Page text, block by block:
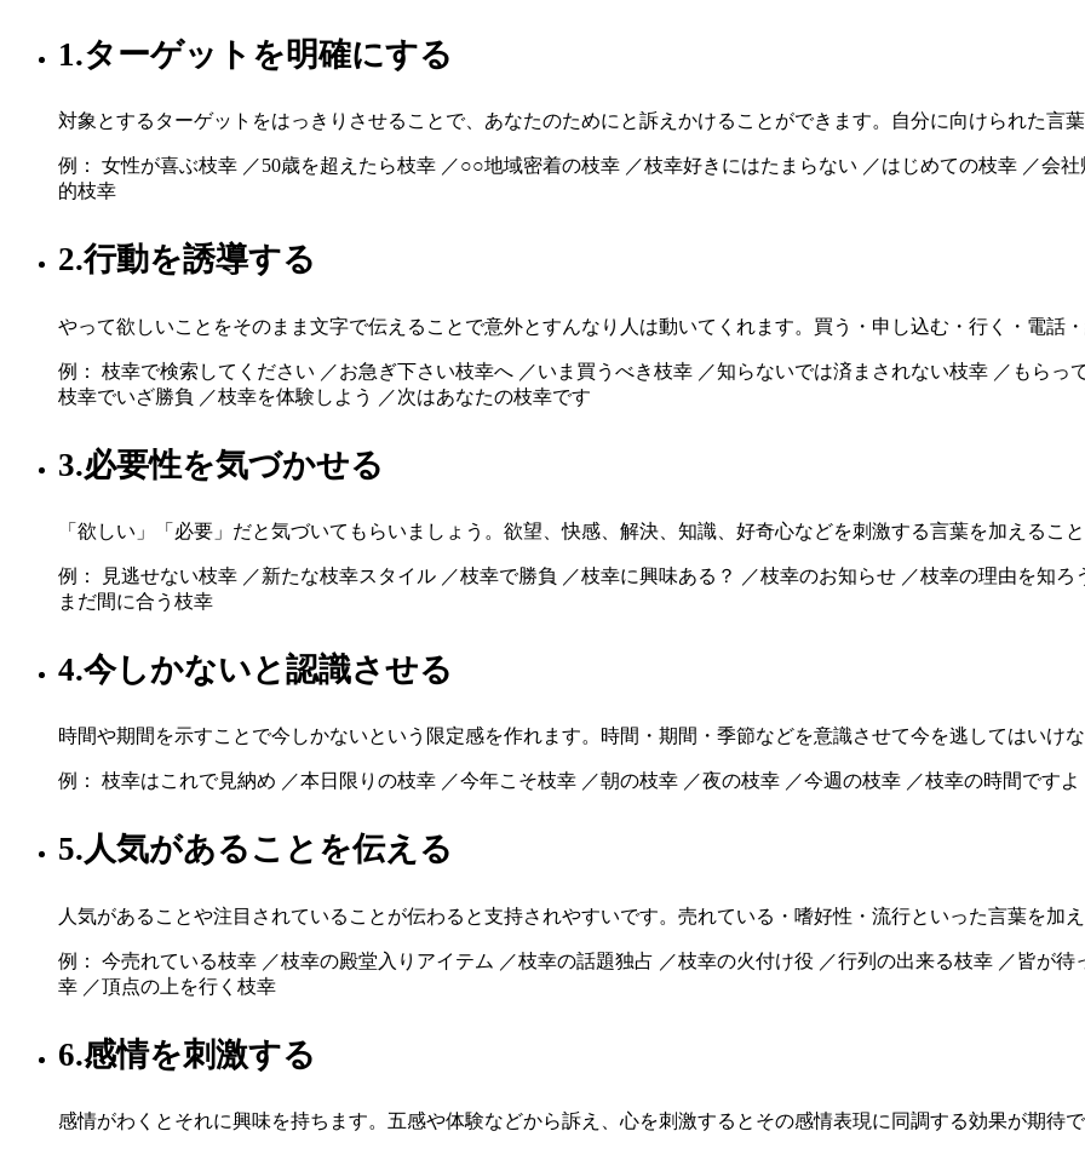
1.ターゲットを明確にする
対象とするターゲットをはっきりさせることで、あなたのためにと訴えかけることができます。自分に向けられた言
例： 女性が喜ぶ枝幸 ／50歳を超えたら枝幸 ／○○地域密着の枝幸 ／枝幸好きにはたまらない ／はじめての枝幸 ／会
的枝幸
2.行動を誘導する
やって欲しいことをそのまま文字で伝えることで意外とすんなり人は動いてくれます。買う・申し込む・行く・電話
例： 枝幸で検索してください ／お急ぎ下さい枝幸へ ／いま買うべき枝幸 ／知らないでは済まされない枝幸 ／もら
枝幸でいざ勝負 ／枝幸を体験しよう ／次はあなたの枝幸です
3.必要性を気づかせる
「欲しい」「必要」だと気づいてもらいましょう。欲望、快感、解決、知識、好奇心などを刺激する言葉を加えるこ
例： 見逃せない枝幸 ／新たな枝幸スタイル ／枝幸で勝負 ／枝幸に興味ある？ ／枝幸のお知らせ ／枝幸の理由を知
まだ間に合う枝幸
4.今しかないと認識させる
時間や期間を示すことで今しかないという限定感を作れます。時間・期間・季節などを意識させて今を逃してはいけ
例： 枝幸はこれで見納め ／本日限りの枝幸 ／今年こそ枝幸 ／朝の枝幸 ／夜の枝幸 ／今週の枝幸 ／枝幸の時間です
5.人気があることを伝える
人気があることや注目されていることが伝わると支持されやすいです。売れている・嗜好性・流行といった言葉を加
例： 今売れている枝幸 ／枝幸の殿堂入りアイテム ／枝幸の話題独占 ／枝幸の火付け役 ／行列の出来る枝幸 ／皆が
幸 ／頂点の上を行く枝幸
6.感情を刺激する
感情がわくとそれに興味を持ちます。五感や体験などから訴え、心を刺激するとその感情表現に同調する効果が期待で